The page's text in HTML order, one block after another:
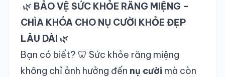
🌿 BẢO VỆ SỨC KHỎE RĂNG MIỆNG –
CHÌA KHÓA CHO NỤ CƯỜI KHỎE ĐẸP
LÂU DÀI 🌿
Bạn có biết? 🦷 Sức khỏe răng miệng
không chỉ ảnh hưởng đến nụ cười mà còn